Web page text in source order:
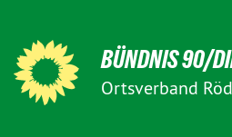
BÜNDNIS 90/
Ortsverband